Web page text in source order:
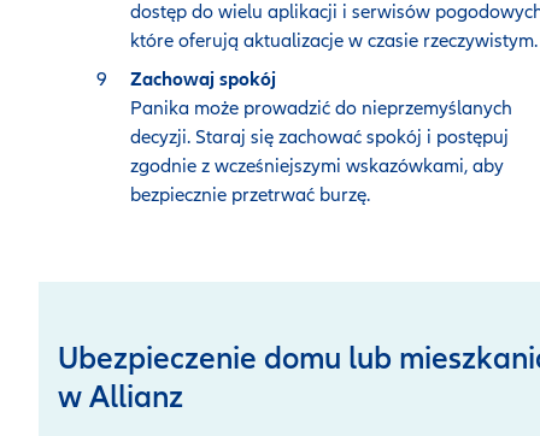
dostęp do wielu aplikacji i serwisów
które oferują aktualizacje w czasie rzeczywistym.
Zachowaj spokój
Panika może prowadzić do nieprzemyślanych
decyzji. Staraj się zachować spokój i postępuj
zgodnie z wcześniejszymi wskazówkami, aby
bezpiecznie przetrwać burzę.
Ubezpieczenie domu lub
w Allianz